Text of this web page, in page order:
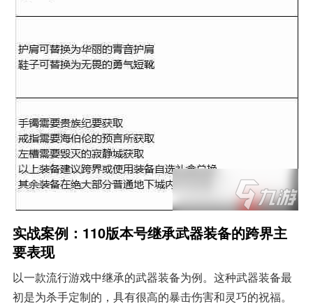
实战案例：110版本号继承武器装备的跨界主
要表现
以一款流行游戏中继承的武器装备为例。这种武器装备最
初是为杀手定制的，具有很高的暴击伤害和灵巧的祝福。